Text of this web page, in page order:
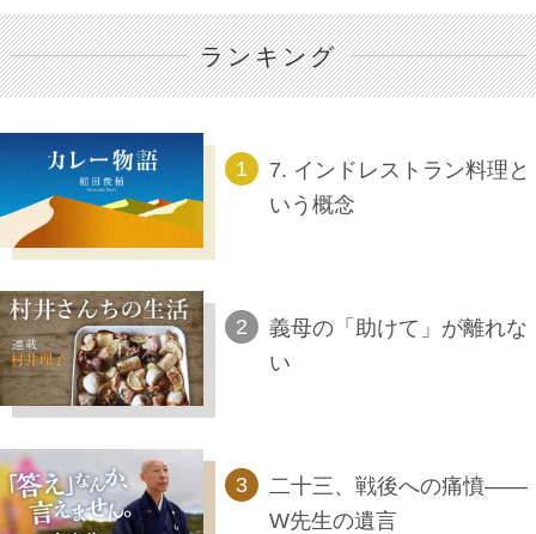
ランキング
7. インドレストラン料理と
いう概念
義母の「助けて」が離れな
い
二十三、戦後への痛憤――
W先生の遺言